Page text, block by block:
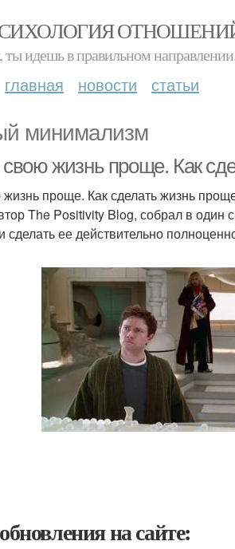
ты идешь в правильном
главная новости статьи
минимализм
свою жизнь проще. Как
жизнь проще. Как сделать жизнь
The Positivity Blog, собрал в
сделать ее действительно
на сайте: